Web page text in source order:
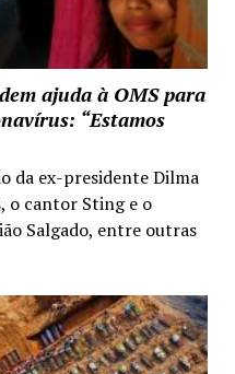
ajuda à OMS para
“Estamos
da ex-presidente Dilma
o cantor Sting e o
Salgado, entre outras